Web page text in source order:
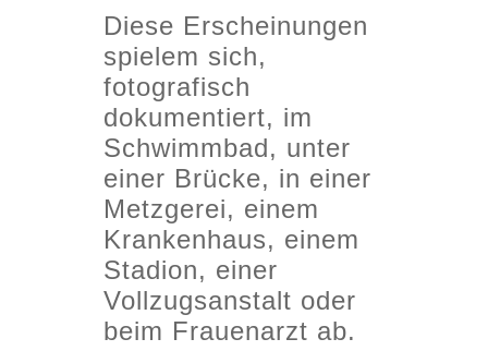
Diese Erscheinungen
spielem sich,
fotografisch
dokumentiert, im
Schwimmbad, unter
einer Brücke, in einer
Metzgerei, einem
Krankenhaus, einem
Stadion, einer
Vollzugsanstalt oder
beim Frauenarzt ab.